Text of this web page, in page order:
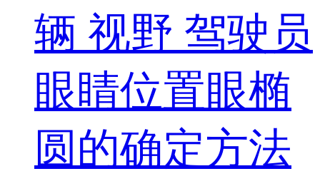
辆 视野 驾驶员
眼睛位置眼椭
圆的确定方法